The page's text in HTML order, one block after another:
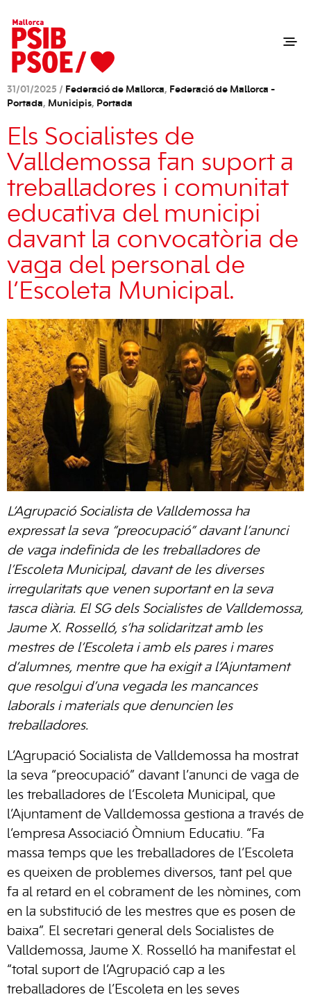
31/01/2025 / Federació de Mallorca, Federació de Mallorca -
Portada, Municipis, Portada
Els Socialistes de
Valldemossa fan suport a
treballadores i comunitat
educativa del municipi
davant la convocatòria de
vaga del personal de
l’Escoleta Municipal.
L’Agrupació Socialista de Valldemossa ha
expressat la seva “preocupació” davant l’anunci
de vaga indefinida de les treballadores de
l’Escoleta Municipal, davant de les diverses
irregularitats que venen suportant en la seva
tasca diària. El SG dels Socialistes de Valldemossa,
Jaume X. Rosselló, s’ha solidaritzat amb les
mestres de l’Escoleta i amb els pares i mares
d’alumnes, mentre que ha exigit a l’Ajuntament
que resolgui d’una vegada les mancances
laborals i materials que denuncien les
treballadores.
L’Agrupació Socialista de Valldemossa ha mostrat
la seva “preocupació” davant l’anunci de vaga de
les treballadores de l’Escoleta Municipal, que
l’Ajuntament de Valldemossa gestiona a través de
l’empresa Associació Òmnium Educatiu. “Fa
massa temps que les treballadores de l’Escoleta
es queixen de problemes diversos, tant pel que
fa al retard en el cobrament de les nòmines, com
en la substitució de les mestres que es posen de
baixa”. El secretari general dels Socialistes de
Valldemossa, Jaume X. Rosselló ha manifestat el
“total suport de l’Agrupació cap a les
treballadores de l’Escoleta en les seves